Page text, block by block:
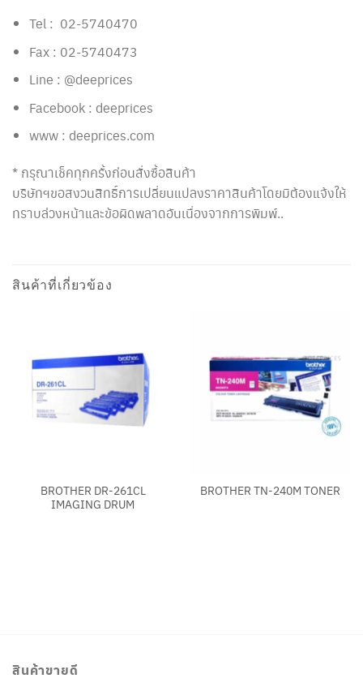
Tel : 02-5740470
Fax : 02-5740473
Line : @deeprices
Facebook : deeprices
www : deeprices.com
* กรุณาเช็คทุกครั้งก่อนสั่งซื้อสินค้า
บริษัทฯขอสงวนสิทธิ์การเปลี่ยนแปลงราคาสินค้าโดยมิต้องแจ้งให้
ทราบล่วงหน้าและข้อผิดพลาดอันเนื่องจากการพิมพ์..
สินค้าที่เกี่ยวข้อง
BROTHER DR-261CL
IMAGING DRUM
BROTHER TN-240M TONER
สินค้าขายดี